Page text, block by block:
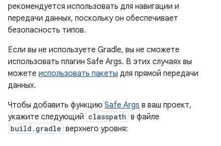
рекомендуется использовать для навигации и
передачи данных, поскольку он обеспечивает
безопасность типов.
Если вы не используете Gradle, вы не сможете
использовать плагин Safe Args. В этих случаях вы
можете использовать пакеты для прямой передачи
данных.
Чтобы добавить функцию Safe Args в ваш проект,
укажите следующий classpath в файле
build.gradle верхнего уровня: